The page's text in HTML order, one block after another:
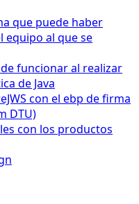
que puede haber
equipo al que se
funcionar al realizar
de Java
con el ebp de firma
DTU)
con los productos